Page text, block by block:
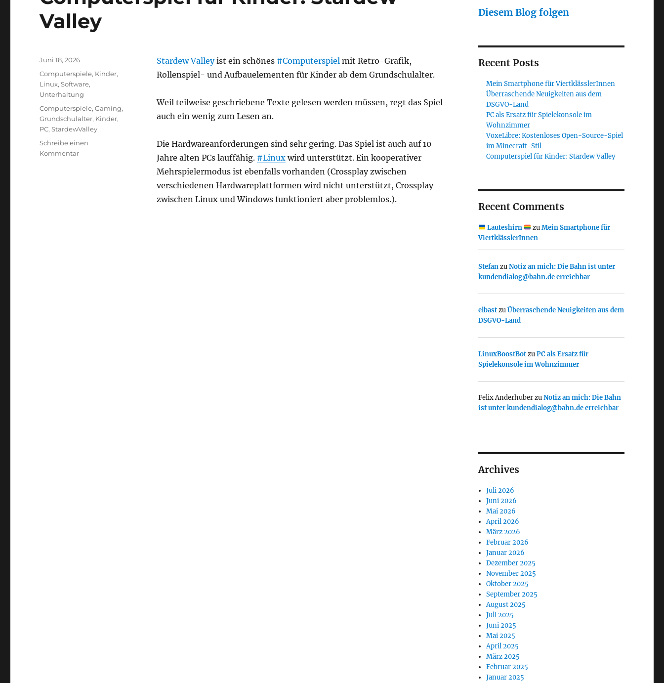
Valley
Stardew Valleyist ein schönes #Computerspielmit Retro-Grafik,
Rollenspiel- und Aufbauelementen für Kinder ab dem Grundschulalter.
Weil teilweise geschriebene Texte gelesen werden müssen, regt das Spiel
auch ein wenig zum Lesen an.
Die Hardwareanforderungen sind sehr gering. Das Spiel ist auch auf 10
Jahre alten PCs lauffähig. #Linuxwird unterstützt. Ein kooperativer
Mehrspielermodus ist ebenfalls vorhanden (Crossplay zwischen
verschiedenen Hardwareplattformen wird nicht unterstützt, Crossplay
zwischen Linux und Windows funktioniert aber problemlos.).
Veröffentlicht
Juni 18, 2026
Kategorien
Computerspiele, Kinder,
Linux,Software,
Unterhaltung
Schlagwörter
Computerspiele,Gaming,
Grundschulalter, Kinder,
PC,StardewValley
Schreibe einen
Kommentarzu
Diesem Blog folgen
Recent Posts
Mein Smartphone für ViertklässlerInnen
Überraschende Neuigkeiten aus dem
DSGVO-Land
PC als Ersatz für Spielekonsole im
Wohnzimmer
VoxeLibre: Kostenloses Open-Source-Spiel
im Minecraft-Stil
Computerspiel für Kinder: Stardew Valley
Recent Comments
Lauteshirn zuMein Smartphone für
ViertklässlerInnen
StefanzuNotiz an mich: Die Bahn ist unter
kundendialog@bahn.de erreichbar
elbastzuÜberraschende Neuigkeiten aus dem
DSGVO-Land
LinuxBoostBotzuPC als Ersatz für
Spielekonsole im Wohnzimmer
Felix AnderhuberzuNotiz an mich: Die Bahn
ist unter kundendialog@bahn.de erreichbar
Archives
Juli 2026
Juni 2026
Mai 2026
April 2026
März 2026
Februar 2026
Januar 2026
Dezember 2025
November 2025
Oktober 2025
September 2025
August 2025
Juli 2025
Juni 2025
Mai 2025
April 2025
März 2025
Februar 2025
Januar 2025